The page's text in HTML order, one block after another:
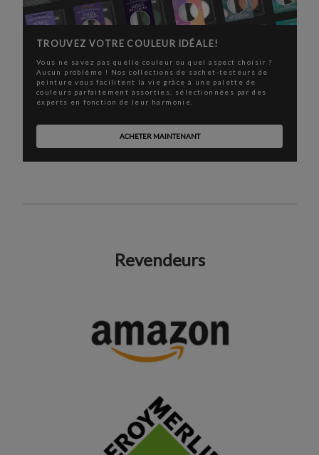
TROUVEZ VOTRE COULEUR IDÉALE!
Vous ne savez pas quelle couleur ou quel aspect choisir ?
Aucun problème ! Nos collections de sachet-testeurs de
peinture vous facilitent la vie grâce à une palette de
couleurs parfaitement assorties, sélectionnées par des
experts en fonction de leur harmonie.
ACHETER MAINTENANT
Revendeurs